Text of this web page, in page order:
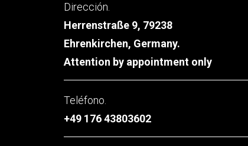
Dirección.
Herrenstraße 9, 79238
Ehrenkirchen, Germany.
Attention by appointment only
Teléfono.
+49 176 43803602